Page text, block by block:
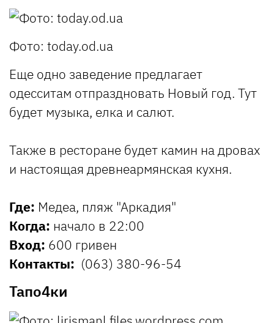
Фото: today.od.ua
Еще одно заведение предлагает
одесситам отпраздновать Новый год. Тут
будет музыка, елка и салют.
Также в ресторане будет камин на дровах
и настоящая древнеармянская кухня.
Где: Медеа, пляж "Аркадия"
Когда: начало в 22:00
Вход: 600 гривен
Контакты: (063) 380-96-54
Тапо4ки